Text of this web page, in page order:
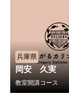
兵庫県
岡安 久実
教室開講コース